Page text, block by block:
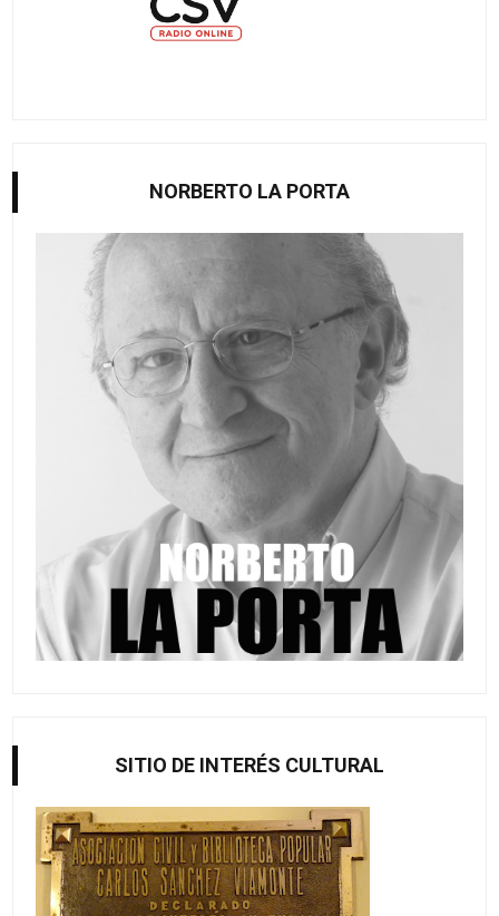
NORBERTO LA PORTA
SITIO DE INTERÉS CULTURAL